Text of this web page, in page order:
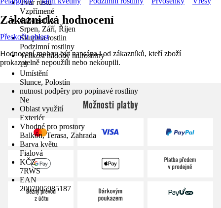
Tvar růstu
Vzpřímené
doba sadby
Srpen, Září, Říjen
Skupina rostlin
Podzimní rostliny
Velikost nádoby na rostliny
19
Umístění
Slunce, Polostín
nutnost podpěry pro popínavé rostliny
Ne
Oblast využití
Exteriér
Vhodné pro prostory
Balkón, Terasa, Zahrada
Barva květu
Fialová
KČZ
7RWS
EAN
2007005985187
Zákaznická hodnocení
Přeskočit oblast
Hodnocení mohou být napsána i od zákazníků, kteří zboží
prokazatelně nepoužili nebo nekoupili.
Možnosti platby